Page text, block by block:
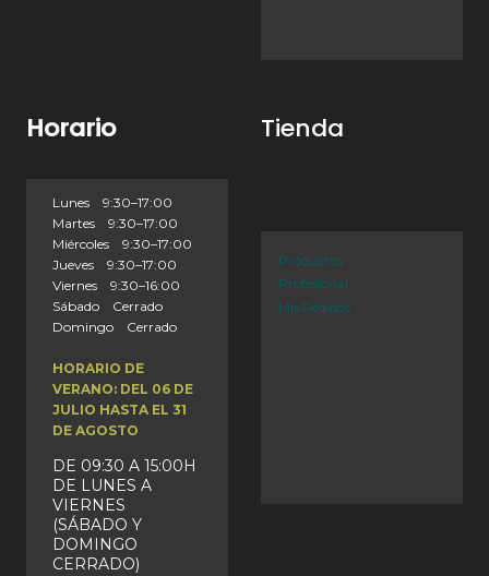
Horario
Lunes 9:30–17:00
Martes 9:30–17:00
Miércoles 9:30–17:00
Jueves 9:30–17:00
Viernes 9:30–16:00
Sábado Cerrado
Domingo Cerrado
HORARIO DE
VERANO: DEL 06 DE
JULIO HASTA EL 31
DE AGOSTO
DE 09:30 A 15:00H
DE LUNES A
VIERNES
(SÁBADO Y
DOMINGO
CERRADO)
Tienda
Productos
Profesional
Mis Pedidos